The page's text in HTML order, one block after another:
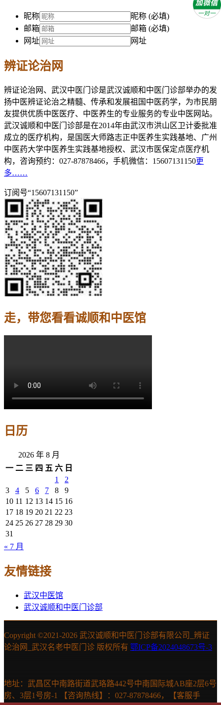
昵称
昵称 (必填)
邮箱
邮箱 (必填)
网址
网址
辨证论治网
辨证论治网、武汉中医门诊是武汉诚顺和中医门诊部举办的发
扬中医辨证论治之精髓、传承和发展祖国中医药学，为市民朋
友提供优质中医医疗、中医养生的专业服务的专业中医网站。
武汉诚顺和中医门诊部是在2014年由武汉市洪山区卫计委批准
成立的医疗机构，是国医大师路志正中医养生实践基地、广州
中医药大学中医养生实践基地授权、武汉市医保定点医疗机
构，咨询预约：027-87878466，手机微信：15607131150更
多……
订阅号“15607131150”
走，带您看看诚顺和中医馆
日历
2026 年 8 月
一 二 三 四 五 六 日
1
2
3
4 5 6 7 8
9
10 11 12 13 14 15 16
17 18 19 20 21 22 23
24 25 26 27 28 29 30
31
« 7 月
友情链接
武汉中医馆
武汉诚顺和中医门诊部
Copyright ©2021-2026 武汉诚顺和中医门诊部有限公司_辨证
论治网_武汉名老中医门诊 版权所有 鄂ICP备2024048673号-3
地址：武昌区中南路街道武珞路442号中南国际城AB座2层6号
房、3层1号房-1 【咨询热线】：027-87878466，【客服手